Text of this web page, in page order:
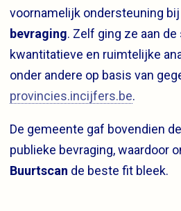
voornamelijk ondersteuning
bevraging. Zelf ging ze aan
kwantitatieve en ruimtelijke
onder andere op basis van
provincies.incijfers.be.
De gemeente gaf bovendien
publieke bevraging, waardoor
Buurtscan de beste fit bleek.